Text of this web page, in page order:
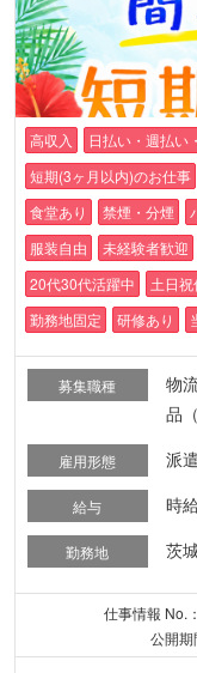
高収入 日払い・週払い
短期(3ヶ月以内)のお仕事
食堂あり
禁煙・分煙
服装自由
未経験者歓迎
20代30代活躍中
土日
勤務地固定
研修あり
募集職種
物
品
雇用形態 派遣
給与 時
勤務地 茨
仕事情報 No.
公開